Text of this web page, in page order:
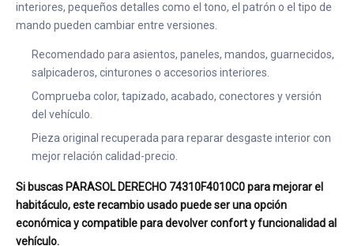
interiores, pequeños detalles como el tono, el patrón o el tipo de
mando pueden cambiar entre versiones.
Recomendado para asientos, paneles, mandos, guarnecidos,
salpicaderos, cinturones o accesorios interiores.
Comprueba color, tapizado, acabado, conectores y versión
del vehículo.
Pieza original recuperada para reparar desgaste interior con
mejor relación calidad-precio.
Si buscas PARASOL DERECHO 74310F4010C0 para mejorar el
habitáculo, este recambio usado puede ser una opción
económica y compatible para devolver confort y funcionalidad al
vehículo.